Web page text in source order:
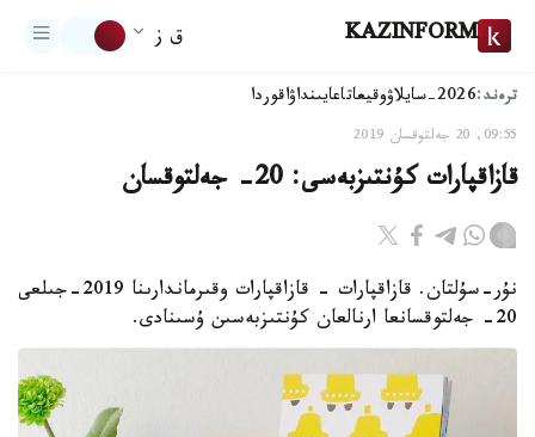
KAZINFORM ق ز
ترەند:2026-سايلاۋ وقيعاتاعايىنداۋاقوردا
09:55, 20 جەلتوقسان 2019
قازاقپارات كۇنتىزبەسى: 20- جەلتوقسان
نۇر-سۇلتان. قازاقپارات - قازاقپارات وقىرماندارىنا 2019-جىلعى
20- جەلتوقسانعا ارنالعان كۇنتىزبەسىن ۇسىنادى.